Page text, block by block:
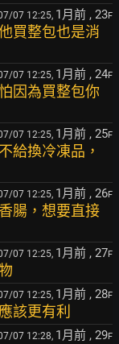
07 12:25, 1月前 , 23F
買整包也是消
07 12:25, 1月前 , 24F
因為買整包你
07 12:25, 1月前 , 25F
給換冷凍品，
07 12:25, 1月前 , 26F
腸，想要直接
07 12:25, 1月前 , 27F
07 12:25, 1月前 , 28F
該更有利
07 12:28, 1月前 , 29F